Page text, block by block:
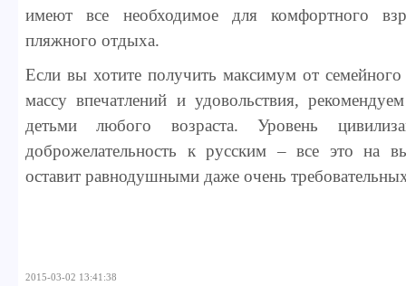
имеют все необходимое для комфортного
пляжного отдыха.
Если вы хотите получить максимум от
массу впечатлений и удовольствия,
детьми любого возраста. Уровень
доброжелательность к русским – все это на
оставит равнодушными даже очень
2015-03-02 13:41:38